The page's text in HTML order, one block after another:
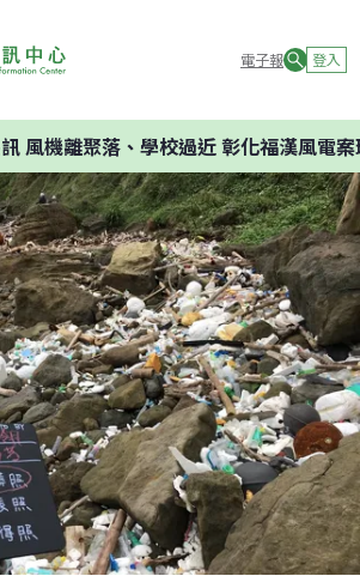
電子報 登入
離聚落、學校過近 彰化福漢風電案環委